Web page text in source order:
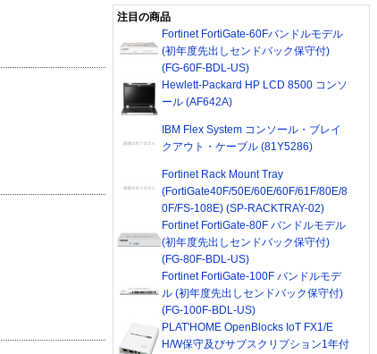
注目の商品
Fortinet FortiGate-60Fバンドルモデル
(初年度先出しセンドバック保守付)
(FG-60F-BDL-US)
Hewlett-Packard HP LCD 8500 コンソ
ール (AF642A)
IBM Flex System コンソール・ブレイ
クアウト・ケーブル (81Y5286)
Fortinet Rack Mount Tray
(FortiGate40F/50E/60E/60F/61F/80E/8
0F/FS-108E) (SP-RACKTRAY-02)
Fortinet FortiGate-80F バンドルモデル
(初年度先出しセンドバック保守付)
(FG-80F-BDL-US)
Fortinet FortiGate-100F バンドルモデ
ル (初年度先出しセンドバック保守付)
(FG-100F-BDL-US)
PLAT'HOME OpenBlocks IoT FX1/E
H/W保守及びサブスクリプション1年付